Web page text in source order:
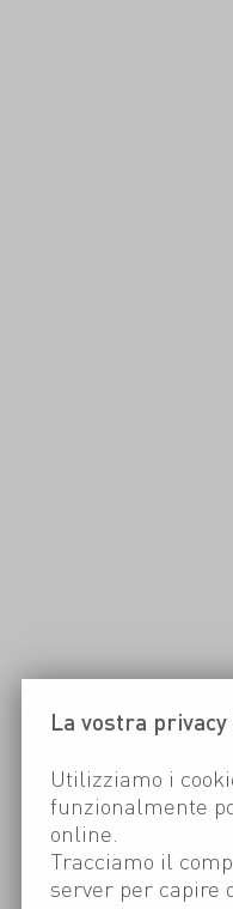
La vostra
Utilizziamo i
funzionalmente
online.
Tracciamo il
server per capire